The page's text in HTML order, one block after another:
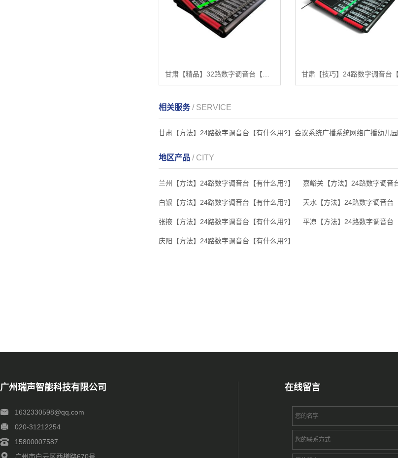
相关服务/ SERVICE
甘肃【方法】24路数字调音台【有什么用?】会议系统广播系统网络广播幼儿
地区产品 / CITY
兰州【方法】24路数字调音台【有什么用?】 嘉峪关【方法】24路数字调音
白银【方法】24路数字调音台【有什么用?】 天水【方法】24路数字调音台
张掖【方法】24路数字调音台【有什么用?】 平凉【方法】24路数字调音台
庆阳【方法】24路数字调音台【有什么用?】
广州瑞声智能科技有限公司
1632330598@qq.com
020-31212254
15800007587
广州市白云区西槎路670号
在线留言